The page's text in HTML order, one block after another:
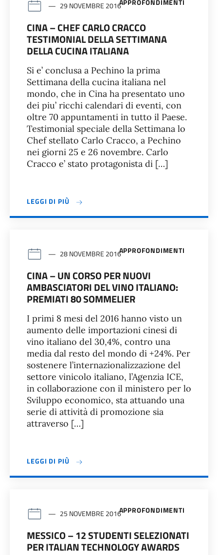
APPROFONDIMENTI
29 NOVEMBRE 2016
CINA – CHEF CARLO CRACCO
TESTIMONIAL DELLA SETTIMANA
DELLA CUCINA ITALIANA
Si e’ conclusa a Pechino la prima
Settimana della cucina italiana nel
mondo, che in Cina ha presentato uno
dei piu’ ricchi calendari di eventi, con
oltre 70 appuntamenti in tutto il Paese.
Testimonial speciale della Settimana lo
Chef stellato Carlo Cracco, a Pechino
nei giorni 25 e 26 novembre. Carlo
Cracco e’ stato protagonista di […]
LEGGI DI PIÙ
APPROFONDIMENTI
28 NOVEMBRE 2016
CINA – UN CORSO PER NUOVI
AMBASCIATORI DEL VINO ITALIANO:
PREMIATI 80 SOMMELIER
I primi 8 mesi del 2016 hanno visto un
aumento delle importazioni cinesi di
vino italiano del 30,4%, contro una
media dal resto del mondo di +24%. Per
sostenere l’internazionalizzazione del
settore vinicolo italiano, l’Agenzia ICE,
in collaborazione con il ministero per lo
Sviluppo economico, sta attuando una
serie di attività di promozione sia
attraverso […]
LEGGI DI PIÙ
APPROFONDIMENTI
25 NOVEMBRE 2016
MESSICO – 12 STUDENTI SELEZIONATI
PER ITALIAN TECHNOLOGY AWARDS